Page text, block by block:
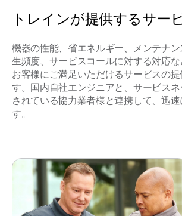
トレインが提供するサー
機器の性能、省エネルギー、メンテナ
⽣頻度、サービスコールに対する対応
お客様にご満⾜いただけるサービスの
す。国内自社エンジニアと、サービス
されている協力業者様と連携して、迅速
す。